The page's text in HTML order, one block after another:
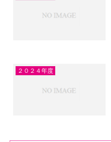
２０２４年度